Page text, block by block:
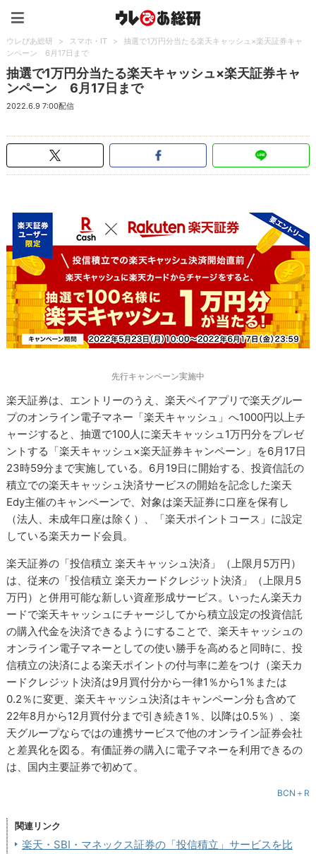
ウレぴあ総研 > スマホ・IT >
抽選で1万円分当たる楽天キャッシュ×楽天証券キャ
ンペーン 6月17日まで
抽選で1万円分当たる楽天キャッシュ×楽天証券キャ
ンペーン 6月17日まで
2022.6.9 7:00配信
先行キャンペーン実施中
楽天証券は、エントリーのうえ、楽天ペイアプリで楽天グルー
プのオンライン電子マネー「楽天キャッシュ」へ1000円以上チ
ャージすると、抽選で100人に楽天キャッシュ1万円分をプレゼ
ントする「楽天キャッシュ×楽天証券キャンペーン」を6月17日
23時59分まで実施している。6月19日に開始する、投資信託の
積立での楽天キャッシュ決済サービスの開始を記念した楽天
Edy主催のキャンペーンで、対象は楽天証券に口座を保有し
（法人、未成年口座は除く）、「楽天ポイントコース」に設定
している楽天カード会員。
楽天証券の「投信積立 楽天キャッシュ決済」（上限月5万円）
は、従来の「投信積立 楽天カードクレジット決済」（上限月5
万円）と併用可能な新しい資産形成サービス。いったん楽天カ
ードで楽天キャッシュにチャージしてから積立設定の投資信託
の購入代金を決済できるようにすることで、楽天キャッシュの
オンライン電子マネーとしての使い勝手を高めると同時に、投
信積立の決済による楽天ポイントの付与率に差をつけ（楽天カ
ードクレジット決済は9月買付分から一律1％から1％または
0.2％に変更、楽天キャッシュ決済はキャンペーン分も含めて
22年8月から12月買付分まで引き続き1％、以降は0.5％）、楽
天グループならではの連携サービスで他のオンライン証券会社
と差異化を図る。有価証券の購入に電子マネーを利用できるの
は、国内主要証券で初めて。
BCN＋R
関連リンク
楽天・SBI・マネックス証券の「投信積立」サービスを比